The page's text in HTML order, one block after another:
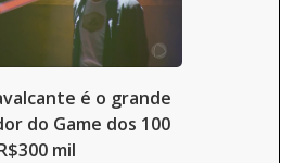
é o grande
do Game dos 100
mil